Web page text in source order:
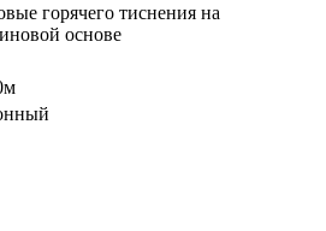
горячего тиснения на
основе